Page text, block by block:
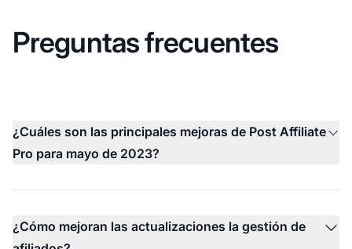
Preguntas frecuentes
¿Cuáles son las principales mejoras de Post Affiliate
Pro para mayo de 2023?
¿Cómo mejoran las actualizaciones la gestión de